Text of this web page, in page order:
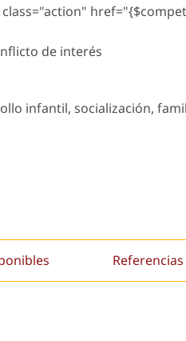
de interés
infantil, socialización,
Referencias